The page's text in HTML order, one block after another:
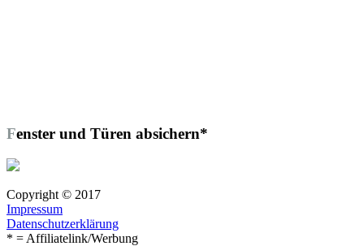
Fenster und Türen absichern*
Copyright © 2017
Impressum
Datenschutzerklärung
* = Affiliatelink/Werbung